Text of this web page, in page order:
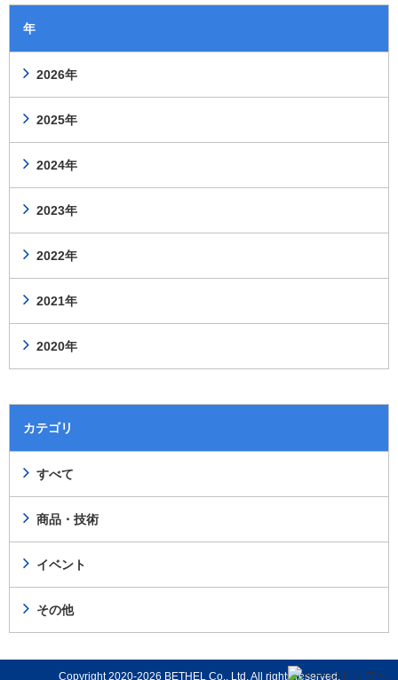
年
2026年
2025年
2024年
2023年
2022年
2021年
2020年
カテゴリ
すべて
商品・技術
イベント
その他
Copyright 2020-2026 BETHEL Co., Ltd. All rights reserved.